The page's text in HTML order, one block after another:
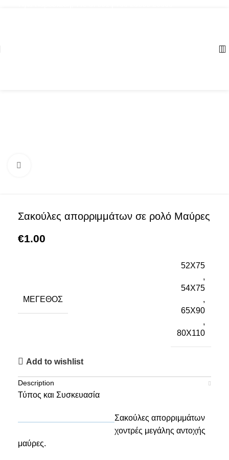
Σακούλες απορριμμάτων σε ρολό Μαύρες
€1.00
ΜΈΓΕΘΟΣ
52X75
,
54X75
,
65X90
,
80X110
Add to wishlist
Description
Τύπος και Συσκευασία
Σακούλες απορριμμάτων
χοντρές μεγάλης αντοχής
μαύρες.